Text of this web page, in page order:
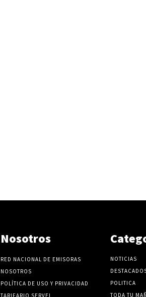
Nosotros
RED NACIONAL DE EMISORAS
NOSOTROS
POLÍTICA DE USO Y PRIVACIDAD
TARIFARIO SERVEL
NOTICIAS
POLITICA
TODA TU